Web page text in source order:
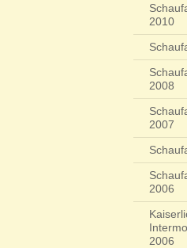
2010
2008
2007
2006
2006